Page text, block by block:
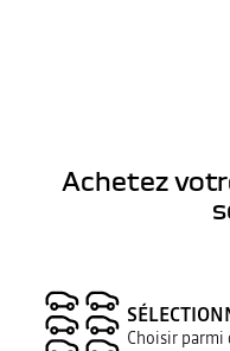
Achetez
Choisir parmi